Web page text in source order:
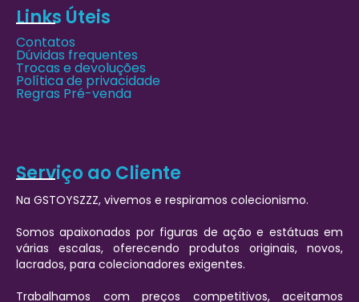
Links Úteis
Contatos
Dúvidas frequentes
Trocas e devoluções
Política de privacidade
Regras Pré-venda
Serviço ao Cliente
Na GSTOYSZZZ, vivemos e respiramos colecionismo.
Somos apaixonados por figuras de ação e estátuas em
várias escalas, oferecendo produtos originais, novos,
lacrados, para colecionadores exigentes.
Trabalhamos com preços competitivos, aceitamos